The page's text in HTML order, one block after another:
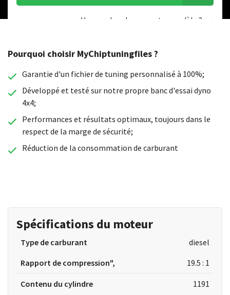
Vous recherchez un autre modèle ?
Pourquoi choisir MyChiptuningfiles ?
Garantie d'un fichier de tuning personnalisé à 100%;
Développé et testé sur notre propre banc d'essai dyno
4x4;
Performances et résultats optimaux, toujours dans le
respect de la marge de sécurité;
Réduction de la consommation de carburant
Spécifications du moteur
Type de carburant
diesel
Rapport de compression",
19.5 : 1
Contenu du cylindre
1191